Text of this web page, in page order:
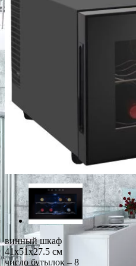
винный шкаф
41x51x27.5 см
число бутылок – 8